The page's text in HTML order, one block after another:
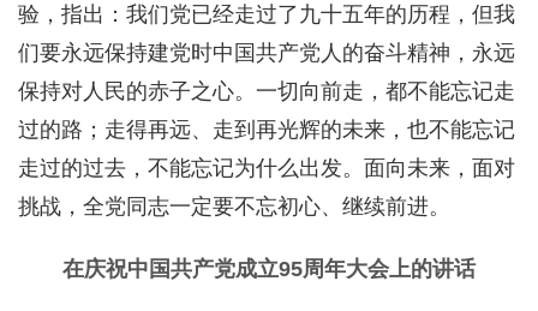
验，指出：我们党已经走过了九十五年的历程，但我
们要永远保持建党时中国共产党人的奋斗精神，永远
保持对人民的赤子之心。一切向前走，都不能忘记走
过的路；走得再远、走到再光辉的未来，也不能忘记
走过的过去，不能忘记为什么出发。面向未来，面对
挑战，全党同志一定要不忘初心、继续前进。
在庆祝中国共产党成立95周年大会上的讲话